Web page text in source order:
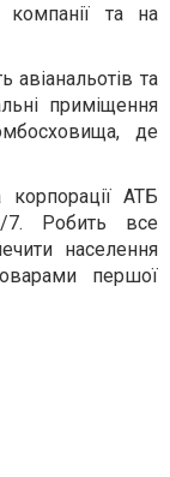
компанії та на
та
приміщення
де
АТБ
Робить все
населення
першої